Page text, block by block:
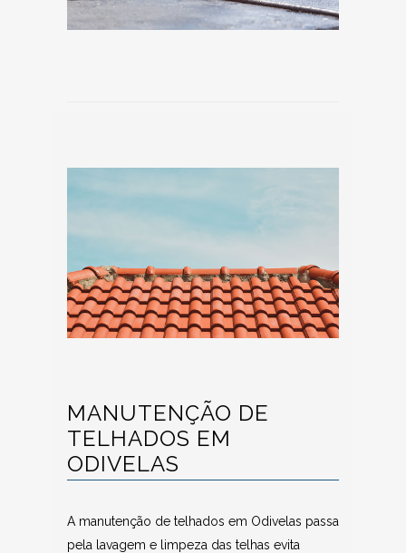
MANUTENÇÃO DE
TELHADOS EM
ODIVELAS
A manutenção de telhados em Odivelas passa
pela lavagem e limpeza das telhas evita